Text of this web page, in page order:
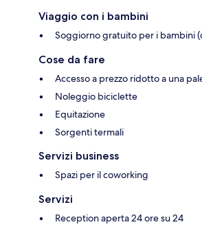
Viaggio con i bambini
Soggiorno gratuito per i bambini
Cose da fare
Accesso a prezzo ridotto a una
Noleggio biciclette
Equitazione
Sorgenti termali
Servizi business
Spazi per il coworking
Servizi
Reception aperta 24 ore su 24